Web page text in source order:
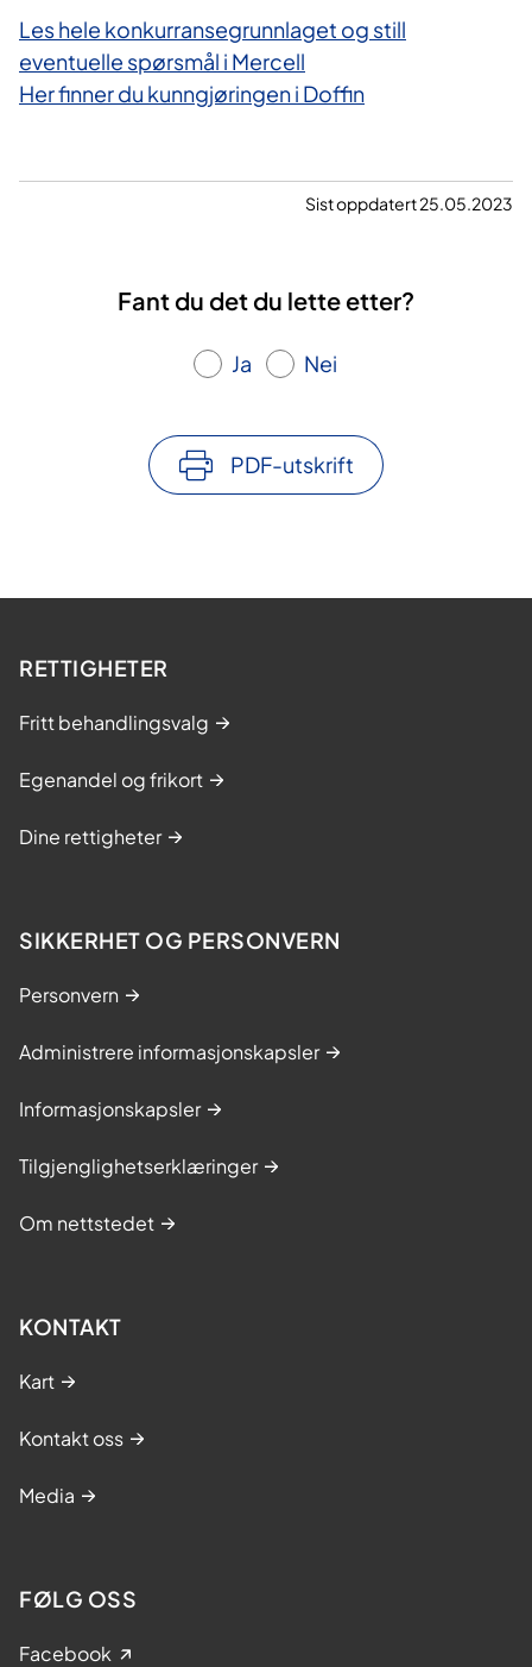
Les hele konkurransegrunnlaget og still
eventuelle spørsmål i Mercell
Her finner du kunngjøringen i Doffin
Sist oppdatert 25.05.2023
Fant du det du lette etter?
Ja Nei
PDF-utskrift
RETTIGHETER
Fritt behandlingsvalg
Egenandel og frikort
Dine rettigheter
SIKKERHET OG PERSONVERN
Personvern
Administrere informasjonskapsler
Informasjonskapsler
Tilgjenglighetserklæringer
Om nettstedet
KONTAKT
Kart
Kontakt oss
Media
FØLG OSS
Facebook